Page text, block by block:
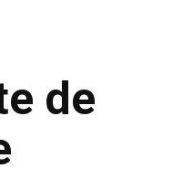
de